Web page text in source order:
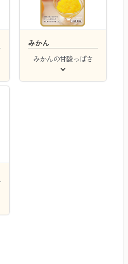
みかん
みかんの甘酸っぱさ